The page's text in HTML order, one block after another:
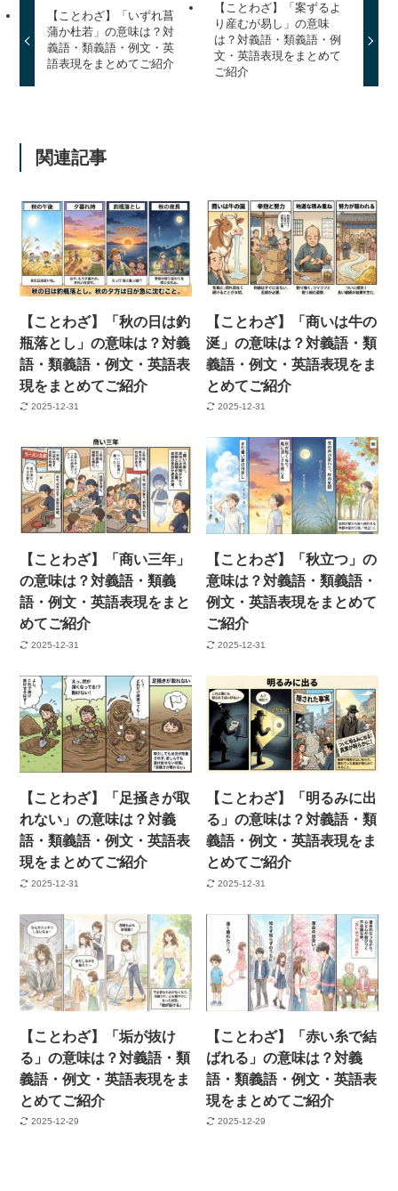
【ことわざ】「いずれ菖
蒲か杜若」の意味は？対
義語・類義語・例文・英
語表現をまとめてご紹介
【ことわざ】「案ずるよ
り産むが易し」の意味
は？対義語・類義語・例
文・英語表現をまとめて
ご紹介
関連記事
【ことわざ】「秋の日は釣
瓶落とし」の意味は？対義
語・類義語・例文・英語表
現をまとめてご紹介
2025-12-31
【ことわざ】「商いは牛の
涎」の意味は？対義語・類
義語・例文・英語表現をま
とめてご紹介
2025-12-31
【ことわざ】「商い三年」
の意味は？対義語・類義
語・例文・英語表現をまと
めてご紹介
2025-12-31
【ことわざ】「秋立つ」の
意味は？対義語・類義語・
例文・英語表現をまとめて
ご紹介
2025-12-31
【ことわざ】「足掻きが取
れない」の意味は？対義
語・類義語・例文・英語表
現をまとめてご紹介
2025-12-31
【ことわざ】「明るみに出
る」の意味は？対義語・類
義語・例文・英語表現をま
とめてご紹介
2025-12-31
【ことわざ】「垢が抜け
る」の意味は？対義語・類
義語・例文・英語表現をま
とめてご紹介
2025-12-29
【ことわざ】「赤い糸で結
ばれる」の意味は？対義
語・類義語・例文・英語表
現をまとめてご紹介
2025-12-29